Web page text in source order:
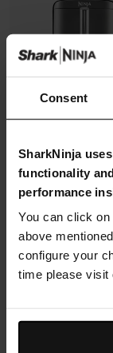
Consent
SharkNinja
functionality
performance
You can click
above
configure your
time please visit
Air Fryer Ninja
verticale, 9.5L, 6-
Modèle: SL400EU
4.3 (2174)
Gain de place,